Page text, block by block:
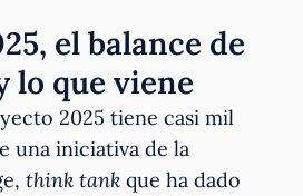
el balance de
lo que viene
2025 tiene casi mil
una iniciativa de la
think tank que ha dado